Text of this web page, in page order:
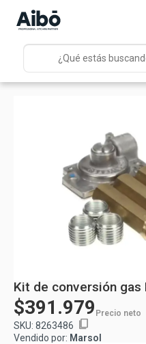
Kit de conversión gas
$391.979 Precio neto
SKU: 8263486 content_copy
Vendido por: Marsol